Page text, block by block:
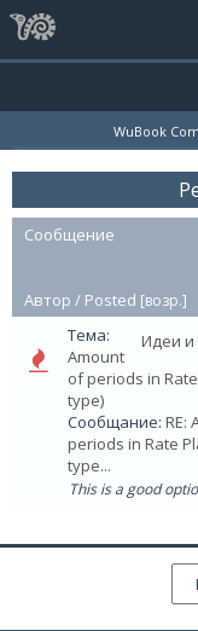
WuBook
Сообщение
Автор / Posted [возр.]
Идеи и
Тема:
Amount
of periods in
type)
Сообщание: RE:
periods in Rate
type...
This is a good